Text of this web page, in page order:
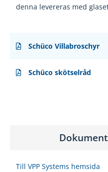
denna levereras med
Schüco Villabroschyr
Schüco skötselråd
Till VPP Systems hemsida